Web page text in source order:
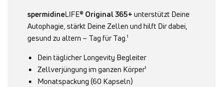
spermidineLIFE® Original 365+ unterstützt Deine
Autophagie, stärkt Deine Zellen und hilft Dir dabei,
gesund zu altern – Tag für Tag.¹
Dein täglicher Longevity Begleiter
Zellverjüngung im ganzen Körper¹
Monatspackung (60 Kapseln)